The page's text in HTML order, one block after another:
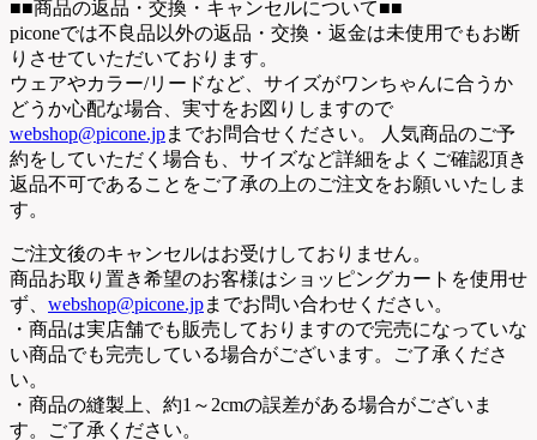
■■商品の返品・交換・キャンセルについて■■
piconeでは不良品以外の返品・交換・返金は未使用でもお断
りさせていただいております。
ウェアやカラー/リードなど、サイズがワンちゃんに合うか
どうか心配な場合、実寸をお図りしますので
webshop@picone.jpまでお問合せください。 人気商品のご予
約をしていただく場合も、サイズなど詳細をよくご確認頂き
返品不可であることをご了承の上のご注文をお願いいたしま
す。
ご注文後のキャンセルはお受けしておりません。
商品お取り置き希望のお客様はショッピングカートを使用せ
ず、 webshop@picone.jpまでお問い合わせください。
・商品は実店舗でも販売しておりますので完売になっていな
い商品でも完売している場合がございます。ご了承くださ
い。
・商品の縫製上、約1～2cmの誤差がある場合がございま
す。ご了承ください。